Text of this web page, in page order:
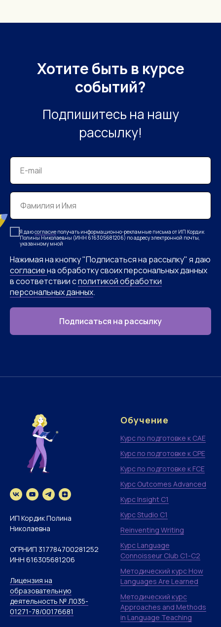
Хотите быть в курсе
событий?
Подпишитесь на нашу
рассылку!
Я даюсогласие получать информационно-рекламные письма от ИП Кордик
Полины Николаевны (ИНН 616305681206) по адресу электронной почты,
указанному мной
Нажимая на кнопку "Подписаться на рассылку" я даю
согласиена обработку своих персональных данных
в соответствии сполитикой обработки
персональных данных.
Подписаться на рассылку
ИП Кордик Полина
Николаевна
ОГРНИП 317784700281252
ИНН 616305681206
Лицензия на
образовательную
деятельность № Л035-
01271-78/00176681
Обучение
Курс по подготовке к CAE
Курс по подготовке к CPE
Курс по подготовке к FCE
Курс Outcomes Advanced
Курс Insight C1
Курс Studio C1
Reinventing Writing
Курс Language
Connoisseur Club С1-C2
Методический курс How
Languages Are Learned
Методический курс
Approaches and Methods
in Language Teaching